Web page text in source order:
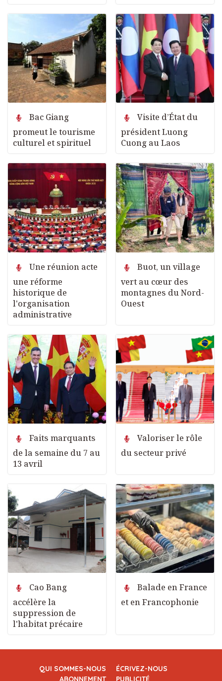
Bac Giang
promeut le tourisme
culturel et spirituel
Visite d’État du
président Luong
Cuong au Laos
Une réunion acte
une réforme
historique de
l'organisation
administrative
Buot, un village
vert au cœur des
montagnes du Nord-
Ouest
Faits marquants
de la semaine du 7 au
13 avril
Valoriser le rôle
du secteur privé
Cao Bang
accélère la
suppression de
l'habitat précaire
Balade en France
et en Francophonie
QUI SOMMES-NOUS
ÉCRIVEZ-NOUS
ABONNEMENT
PUBLICITÉ